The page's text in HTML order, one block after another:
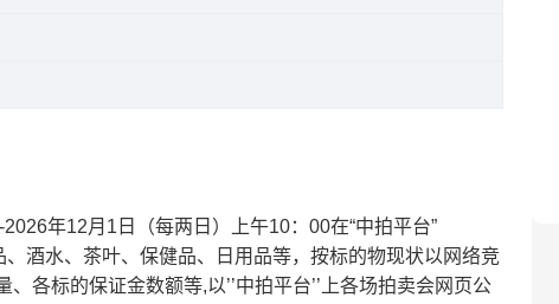
年12月1日（每两日）上午10：00在“中拍平台”
酒水、茶叶、保健品、日用品等，按标的物现状以网络竞
各标的保证金数额等,以’’中拍平台’’上各场拍卖会网页公